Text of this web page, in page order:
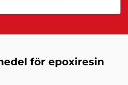
för epoxiresin